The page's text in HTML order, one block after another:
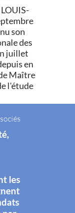
son
des
juillet
en
Maître
l'étude
les